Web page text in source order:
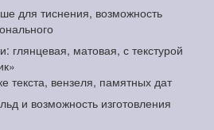
для тиснения, возможность
глянцевая, матовая, с текстурой
текста, вензеля, памятных дат
и возможность изготовления